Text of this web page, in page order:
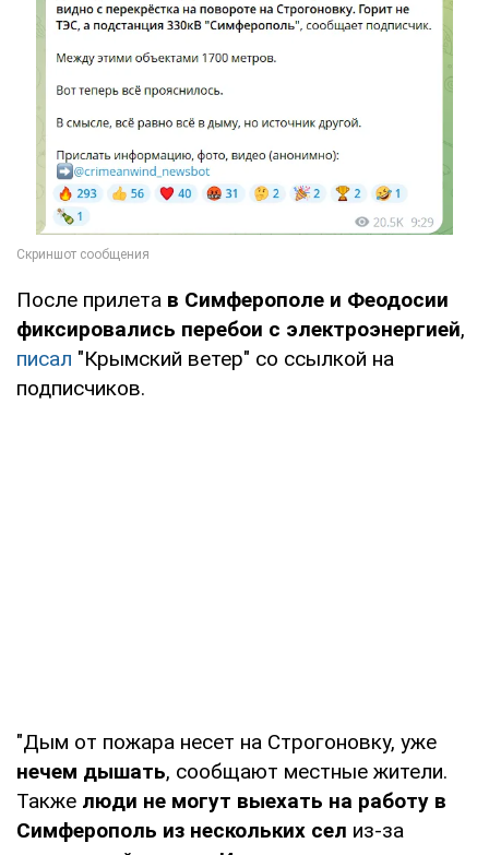
После прилета в Симферополе и Феодосии
фиксировались перебои с электроэнергией,
писал "Крымский ветер" со ссылкой на
подписчиков.
"Дым от пожара несет на Строгоновку, уже
нечем дышать, сообщают местные жители.
Также люди не могут выехать на работу в
Симферополь из нескольких сел из-за